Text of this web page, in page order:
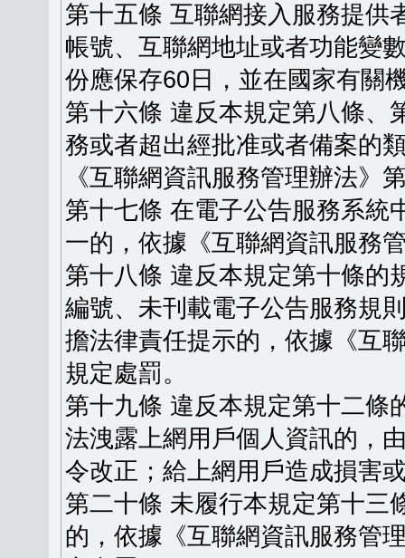
第十五條 互聯網接入服務提供
帳號、互聯網地址或者功能變
份應保存60日，並在國家有關
第十六條 違反本規定第八條、
務或者超出經批准或者備案的
《互聯網資訊服務管理辦法》
第十七條 在電子公告服務系統
一的，依據《互聯網資訊服務
第十八條 違反本規定第十條的
編號、未刊載電子公告服務規
擔法律責任提示的，依據《互
規定處罰。
第十九條 違反本規定第十二條
法洩露上網用戶個人資訊的，
令改正；給上網用戶造成損害
第二十條 未履行本規定第十三
的，依據《互聯網資訊服務管